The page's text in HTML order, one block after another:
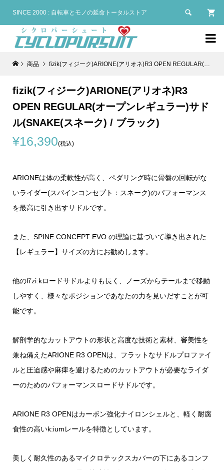
SINCE 2000 : 自転車とモノの延命トータルストア 

商品 fizik(フィジーク)ARIONE(アリオネ)R3 OPEN REGULAR(オープンレギュラー)サドル(SNAKE(スネーク) / ブラック)
fizik(フィジーク)ARIONE(アリオネ)R3
OPEN REGULAR(オープンレギュラー)サド
ル(SNAKE(スネーク) / ブラック)
¥16,390(税込)
ARIONEは体の柔軟性が高く、ペダリング時に骨盤の回転がな
いライダー(スパインコンセプト：スネーク)のパフォーマンス
を最高に引き出すサドルです。
また、SPINE CONCEPT EVO の理論に基づいて導き出された
【レギュラー】サイズの方にお勧めします。
他のfi’zi:kロードサドルよりも長く、ノーズからテールまで移動
しやすく、様々なポジションであなたの力を見いだすことが可
能です。
解剖学的なカットアウトの形状と高度な技術と素材、審美性を
兼ね備えたARIONE R3 OPENは、フラットなサドルプロファイ
ルと圧迫感や麻痺を避けるためのカットアウトが必要なライダ
ーのためのパフォーマンスロードサドルです。
ARIONE R3 OPENはカーボン強化ナイロンシェルと、軽く耐腐
食性の高いk:iumレールを特徴としています。
美しく耐久性のあるマイクロテックスカバーの下にあるコンフ